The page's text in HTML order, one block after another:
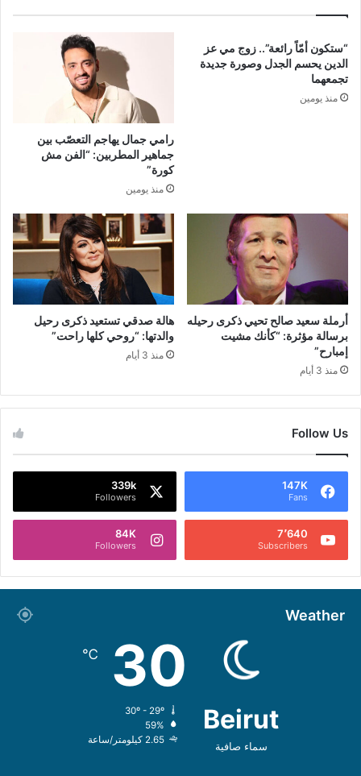
“ستكون أمّاً رائعة”.. زوج مي عز
الدين يحسم الجدل وصورة جديدة
تجمعهما
منذ يومين
رامي جمال يهاجم التعصّب بين
جماهير المطربين: “الفن مش
كورة”
منذ يومين
أرملة سعيد صالح تحيي ذكرى رحيله
برسالة مؤثرة: “كأنك مشيت
إمبارح”
منذ 3 أيام
هالة صدقي تستعيد ذكرى رحيل
والدتها: “روحي كلها راحت”
منذ 3 أيام
Follow Us
147K
Fans
339k
Followers
7٬640
Subscribers
84K
Followers
Weather
Beirut
سماء صافية
30
℃
59%
2.65 كيلومتر/ساعة